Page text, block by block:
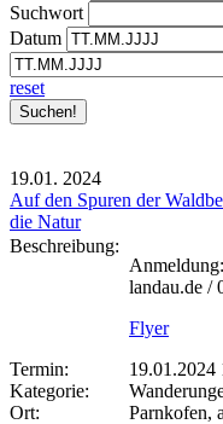
Suchwort
Datum
reset
19.01. 2024
Auf den Spuren der
die Natur
Beschreibung:
landau.de /
Flyer
Termin:
19.01.2024
Kategorie:
Ort:
Parnkofen,